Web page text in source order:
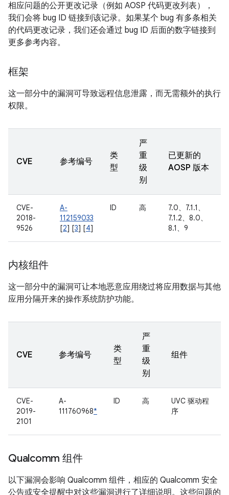
相应问题的公开更改记录（例如 AOSP 代码更改列表），
我们会将 bug ID 链接到该记录。如果某个 bug 有多条相关
的代码更改记录，我们还会通过 bug ID 后面的数字链接到
更多参考内容。
框架
这一部分中的漏洞可导致远程信息泄露，而无需额外的执行
权限。
CVE 参考编号
类
型
严
重
级
别
已更新的
AOSP 版本
CVE-
2018-
9526
A-
112159033
[2] [3] [4]
ID 高
7.0、7.1.1、
7.1.2、8.0、
8.1、9
内核组件
这一部分中的漏洞可让本地恶意应用绕过将应用数据与其他
应用分隔开来的操作系统防护功能。
CVE 参考编号
类
型
严
重
级
别
组件
CVE-
2019-
2101
A-
111760968*
ID 高
UVC 驱动程
序
Qualcomm 组件
以下漏洞会影响 Qualcomm 组件，相应的 Qualcomm 安全
公告或安全提醒中对这些漏洞进行了详细说明。这些问题的